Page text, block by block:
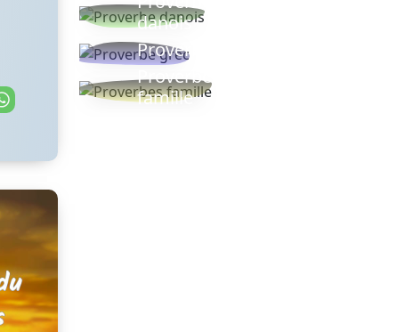
danois
Proverbe grec
Proverbes
famille